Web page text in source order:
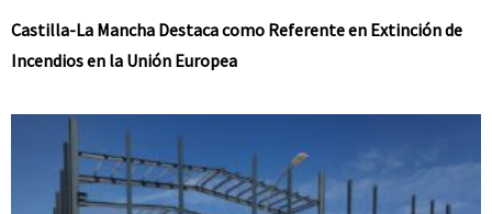
Castilla-La Mancha Destaca como Referente en Extinción de
Incendios en la Unión Europea